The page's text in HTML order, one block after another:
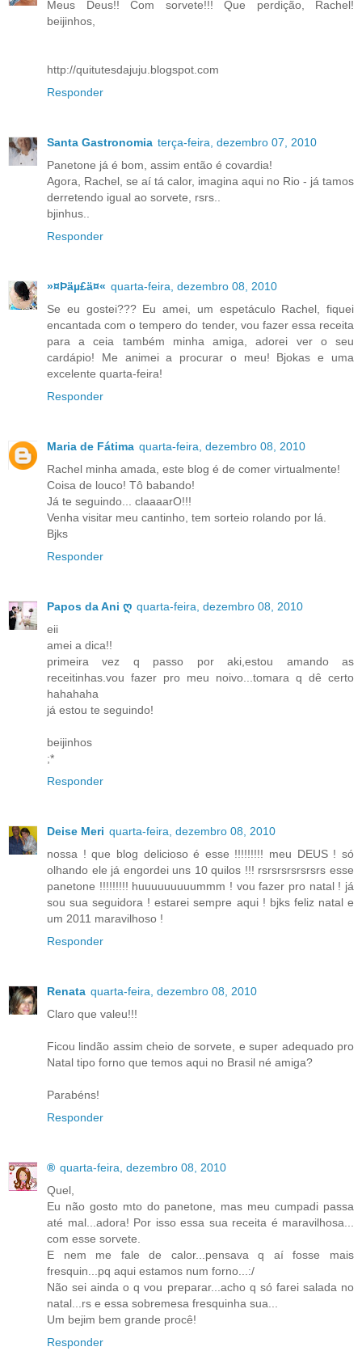
Meus Deus!! Com sorvete!!! Que perdição, Rachel!
beijinhos,
http://quitutesdajuju.blogspot.com
Responder
Santa Gastronomia terça-feira, dezembro 07, 2010
Panetone já é bom, assim então é covardia!
Agora, Rachel, se aí tá calor, imagina aqui no Rio - já tamos
derretendo igual ao sorvete, rsrs..
bjinhus..
Responder
»¤Þäµ£ä¤« quarta-feira, dezembro 08, 2010
Se eu gostei??? Eu amei, um espetáculo Rachel, fiquei
encantada com o tempero do tender, vou fazer essa receita
para a ceia também minha amiga, adorei ver o seu
cardápio! Me animei a procurar o meu! Bjokas e uma
excelente quarta-feira!
Responder
Maria de Fátima quarta-feira, dezembro 08, 2010
Rachel minha amada, este blog é de comer virtualmente!
Coisa de louco! Tô babando!
Já te seguindo... claaaarO!!!
Venha visitar meu cantinho, tem sorteio rolando por lá.
Bjks
Responder
Papos da Ani ღ quarta-feira, dezembro 08, 2010
eii
amei a dica!!
primeira vez q passo por aki,estou amando as
receitinhas.vou fazer pro meu noivo...tomara q dê certo
hahahaha
já estou te seguindo!
beijinhos
;*
Responder
Deise Meri quarta-feira, dezembro 08, 2010
nossa ! que blog delicioso é esse !!!!!!!!! meu DEUS ! só
olhando ele já engordei uns 10 quilos !!! rsrsrsrsrsrsrs esse
panetone !!!!!!!!! huuuuuuuuummm ! vou fazer pro natal ! já
sou sua seguidora ! estarei sempre aqui ! bjks feliz natal e
um 2011 maravilhoso !
Responder
Renata quarta-feira, dezembro 08, 2010
Claro que valeu!!!
Ficou lindão assim cheio de sorvete, e super adequado pro
Natal tipo forno que temos aqui no Brasil né amiga?
Parabéns!
Responder
® quarta-feira, dezembro 08, 2010
Quel,
Eu não gosto mto do panetone, mas meu cumpadi passa
até mal...adora! Por isso essa sua receita é maravilhosa...
com esse sorvete.
E nem me fale de calor...pensava q aí fosse mais
fresquin...pq aqui estamos num forno...:/
Não sei ainda o q vou preparar...acho q só farei salada no
natal...rs e essa sobremesa fresquinha sua...
Um bejim bem grande procê!
Responder